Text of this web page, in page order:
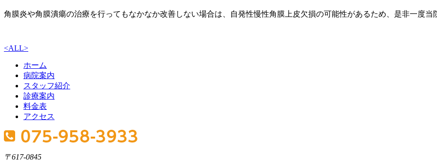
角膜炎や角膜潰瘍の治療を行ってもなかなか改善しない場合は、自発性慢性角膜上皮欠損の可能性があるため、是非一度当
<ALL>
ホーム
病院案内
スタッフ紹介
診療案内
料金表
アクセス
〒617-0845